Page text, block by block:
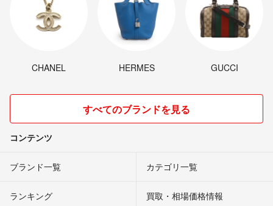
CHANEL HERMES GUCCI
すべてのブランドを見る
コンテンツ
ブランド一覧 カテゴリ一覧
ランキング 買取・相場価格情報